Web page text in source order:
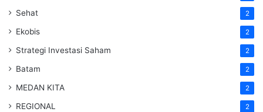
Sehat 2
Ekobis 2
Strategi Investasi Saham 2
Batam 2
MEDAN KITA 2
REGIONAL 2